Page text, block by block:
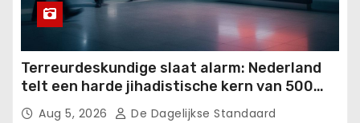
Terreurdeskundige slaat alarm: Nederland
telt een harde jihadistische kern van 500
man.Aug 5, 2026 De Dagelijkse Standaard